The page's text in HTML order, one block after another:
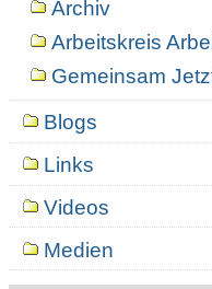
Archiv
Arbeitskreis
Gemeinsam
Blogs
Links
Videos
Medien